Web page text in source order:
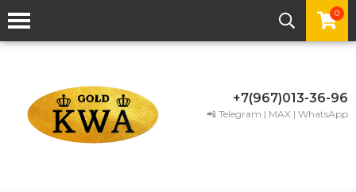
0
+7(967)013-36-96
📲 Telegram | MAX | WhatsApp